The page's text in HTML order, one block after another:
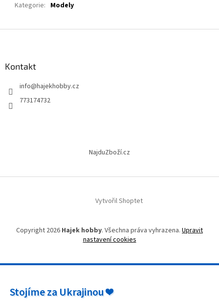
Kategorie: Modely
Kontakt
info@hajekhobby.cz
773174732
NajduZboží.cz
Vytvořil Shoptet
Copyright 2026 Hajek hobby. Všechna práva vyhrazena. Upravit
nastavení cookies
Stojíme za Ukrajinou ❤️